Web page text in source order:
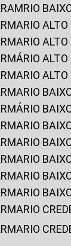
ARAMRIO
ARMARIO
ÁRMARIO
ARMÁRIO
ARMARIO
ARMARIO
ARMÁRIO
ÁRMARIO
ARMARIO
ARMARIO
ARMARIO
ARMARIO
ARMARIO
ARMARIO